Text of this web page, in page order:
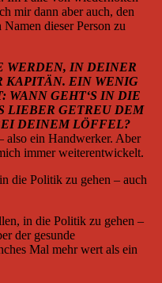
mir dann aber auch, den
dieser Person zu
WERDEN, IN DEINER
KAPITÄN. EIN WENIG
WANN GEHT‘S IN DIE
LIEBER GETREU DEM
DEINEM LÖFFEL?
also ein Handwerker. Aber
immer weiterentwickelt.
die Politik zu gehen – auch
in die Politik zu gehen –
der gesunde
Mal mehr wert als ein